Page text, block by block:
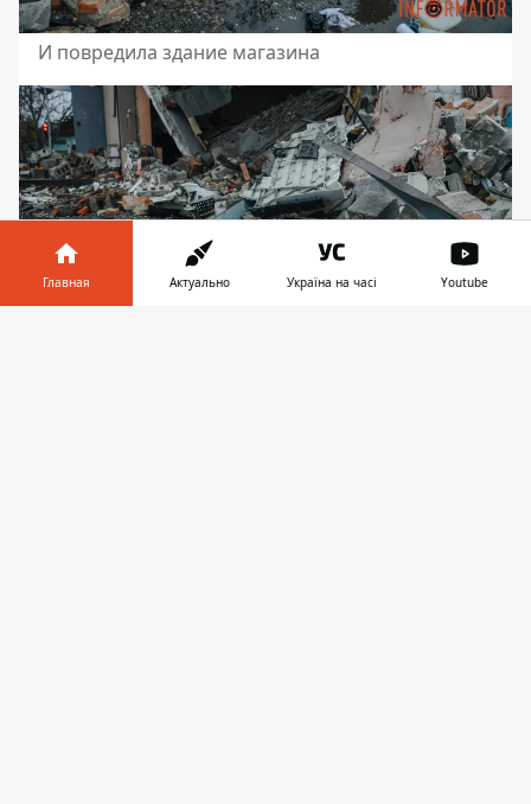
И повредила здание магазина
Главная Актуально Україна на часі Youtube